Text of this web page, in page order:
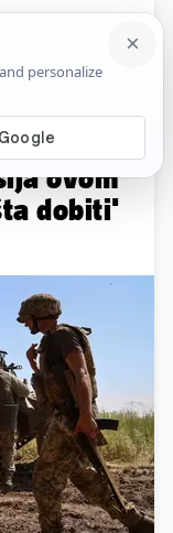
Komentari
i
ovom
dobiti'